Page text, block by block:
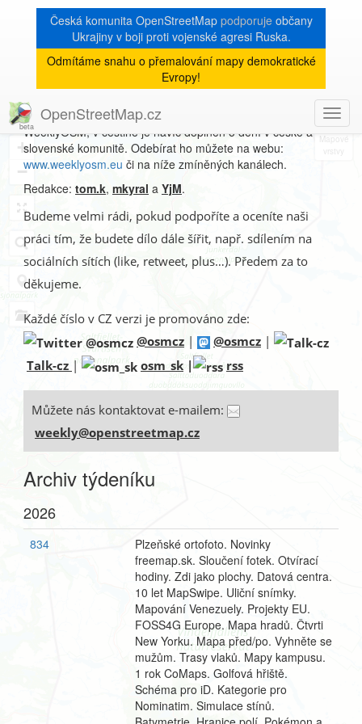
Česká komunita OpenStreetMap podporujeobčany
Ukrajiny v boji proti vojenské agresi Ruska.
Odmítáme snahu o přemalování mapy demokratické
Evropy!
OpenStreetMap.cz
8
+
−
Týdeník WeeklyOSM
Od ledna 2015 vychází český překlad anglického týdeníku
WeeklyOSM, v češtině je navíc doplněn o dění v české a
slovenské komunitě. Odebírat ho můžete na webu:
www.weeklyosm.eu či na níže zmíněných kanálech.
Redakce: tom.k, mkyral a YjM.
Budeme velmi rádi, pokud podpoříte a oceníte naši
práci tím, že budete dílo dále šířit, např. sdílením na
sociálních sítích (like, retweet, plus…). Předem za to
děkujeme.
Každé číslo v CZ verzi je promováno zde:
@osmcz | @osmcz |
Talk-cz | osm_sk | rss
Můžete nás kontaktovat e-mailem:
weekly@openstreetmap.cz
Archiv týdeníku
2026
834
Plzeňské ortofoto. Novinky
freemap.sk. Sloučení fotek. Otvírací
hodiny. Zdi jako plochy. Datová centra.
10 let MapSwipe. Uliční snímky.
Mapování Venezuely. Projekty EU.
FOSS4G Europe. Mapa hradů. Čtvrti
New Yorku. Mapa před/po. Vyhněte se
mužům. Trasy vlaků. Mapy kampusu.
1 rok CoMaps. Golfová hřiště.
Schéma pro iD. Kategorie pro
Nominatim. Simulace stínů.